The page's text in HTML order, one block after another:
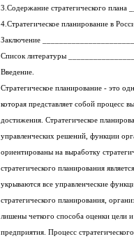
3.Содержание стратегического
4.Стратегическое планирование в
Заключение
Список литературы
Введение.